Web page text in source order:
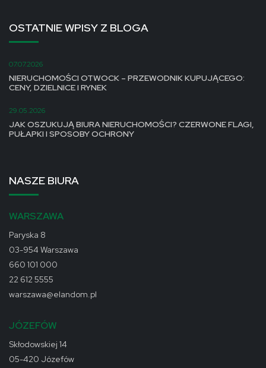
OSTATNIE WPISY Z BLOGA
07.07.2026
NIERUCHOMOŚCI OTWOCK – PRZEWODNIK KUPUJĄCEGO:
CENY, DZIELNICE I RYNEK
29.05.2026
JAK OSZUKUJĄ BIURA NIERUCHOMOŚCI? CZERWONE FLAGI,
PUŁAPKI I SPOSOBY OCHRONY
NASZE BIURA
WARSZAWA
Paryska 8
03-954 Warszawa
660 101 000
22 612 5555
warszawa@elandom.pl
JÓZEFÓW
Skłodowskiej 14
05-420 Józefów